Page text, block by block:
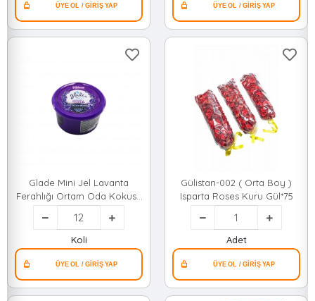
Glade Mini Jel Lavanta
Ferahlığı Ortam Oda Kokusu
70g*12=k
Koli
Gülistan-002 ( Orta Boy )
Isparta Roses Kuru Gül*75
Adet